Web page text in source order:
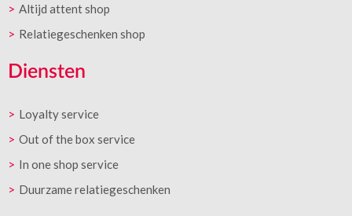
Altijd attent shop
Relatiegeschenken shop
Diensten
Loyalty service
Out of the box service
In one shop service
Duurzame relatiegeschenken